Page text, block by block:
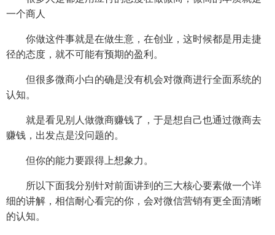
一个商人
你做这件事就是在做生意，在创业，这时候都是用走捷
径的态度，就不可能有预期的盈利。
但很多微商小白的确是没有机会对微商进行全面系统的
认知。
就是看见别人做微商赚钱了，于是想自己也通过微商去
赚钱，出发点是没问题的。
但你的能力要跟得上想象力。
所以下面我分别针对前面讲到的三大核心要素做一个详
细的讲解，相信耐心看完的你，会对微信营销有更全面清晰
的认知。